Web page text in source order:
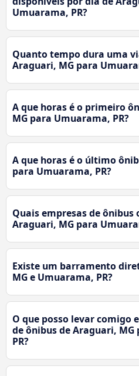
Umuarama, PR?
Quanto tempo dura uma
Araguari, MG para
A que horas é o primeiro
MG para Umuarama, PR?
A que horas é o último
para Umuarama, PR?
Quais empresas de ônibus
Araguari, MG para
Existe um barramento
MG e Umuarama, PR?
O que posso levar comigo
de ônibus de Araguari,
PR?